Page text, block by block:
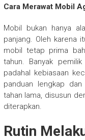
Cara Merawat Mobil
Mobil bukan hanya
panjang. Oleh karena
mobil tetap prima
tahun. Banyak
padahal kebiasaan
panduan lengkap
tahan lama, disusun
diterapkan.
Rutin